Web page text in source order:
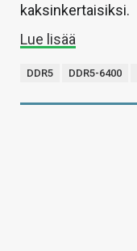
kaksinkertaisiksi.
Lue lisää
DDR5 DDR5-6400